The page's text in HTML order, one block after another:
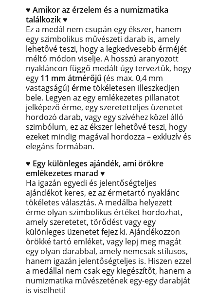
♥ Amikor az érzelem és a numizmatika
találkozik ♥
Ez a medál nem csupán egy ékszer, hanem
egy szimbolikus művészeti darab is, amely
lehetővé teszi, hogy a legkedvesebb érméjét
méltó módon viselje. A hosszú aranyozott
nyakláncon függő medált úgy terveztük, hogy
egy 11 mm átmérőjű (és max. 0,4 mm
vastagságú) érmetökéletesen illeszkedjen
bele. Legyen az egy emlékezetes pillanatot
jelképező érme, egy szeretetteljes üzenetet
hordozó darab, vagy egy szívéhez közel álló
szimbólum, ez az ékszer lehetővé teszi, hogy
ezeket mindig magával hordozza – exkluzív és
elegáns formában.
♥ Egy különleges ajándék, ami örökre
emlékezetes marad ♥
Ha igazán egyedi és jelentőségteljes
ajándékot keres, ez az érmetartó nyaklánc
tökéletes választás. A medálba helyezett
érme olyan szimbolikus értéket hordozhat,
amely szeretetet, törődést vagy egy
különleges üzenetet fejez ki. Ajándékozzon
örökké tartó emléket, vagy lepj meg magát
egy olyan darabbal, amely nemcsak stílusos,
hanem igazán jelentőségteljes is. Hiszen ezzel
a medállal nem csak egy kiegészítőt, hanem a
numizmatika művészetének egy-egy darabját
is viselheti!